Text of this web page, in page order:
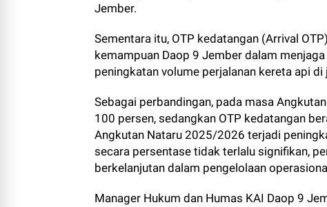
Jember.
Sementara itu, OTP kedatangan (Arrival
kemampuan Daop 9 Jember dalam
peningkatan volume perjalanan kereta api
Sebagai perbandingan, pada masa
100 persen, sedangkan OTP kedatangan
Angkutan Nataru 2025/2026 terjadi
secara persentase tidak terlalu signifikan,
berkelanjutan dalam pengelolaan
Manager Hukum dan Humas KAI Daop 9